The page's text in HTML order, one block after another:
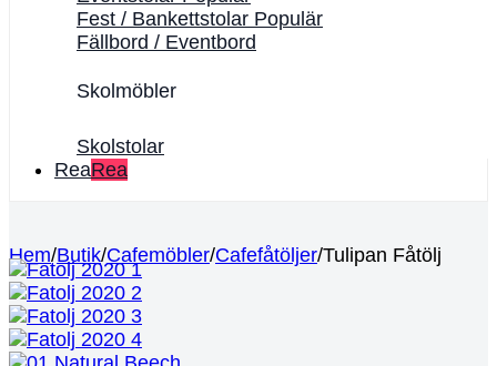
Fest / Bankettstolar
Fällbord / Eventbord
Skolmöbler
Skolstolar
Rea
Hem/Butik/Cafemöbler/Cafefåtöljer/Tulipan Fåtölj